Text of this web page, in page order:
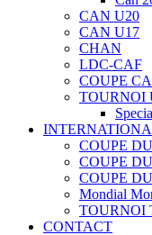
CAN U20
CAN U17
CHAN
LDC-CAF
COUPE
TOURNOI
COUPE
COUPE
COUPE
Mondial
TOURNOI
CONTACT